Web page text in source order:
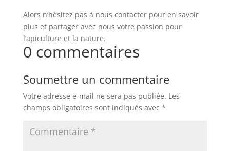
Alors n‘hésitez pas à nous contacterpouren savoir
plus etpartageravec nous votre passion pour
l‘apiculture etla nature.
0 commentaires
Soumettre un commentaire
Votre adresse e-mail ne sera pas publiée. Les
champs obligatoires sont indiqués avec *